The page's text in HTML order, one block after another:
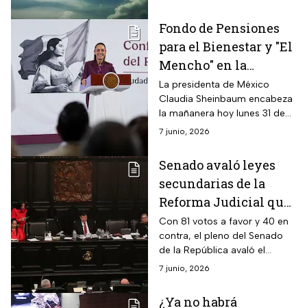
Fondo de Pensiones
para el Bienestar y "El
Mencho" en la
mañanera de Claudia
Sheinbaum
La presidenta de México
Claudia Sheinbaum encabeza
la mañanera hoy lunes 31 de
marzo; el gabinete informa de
7 junio, 2026
Senado avaló leyes
secundarias de la
Reforma Judicial que
envió la presidenta
Sheinbaum
Con 81 votos a favor y 40 en
contra, el pleno del Senado
de la República avaló el
paquete de leyes secundarias
7 junio, 2026
¿Ya no habrá